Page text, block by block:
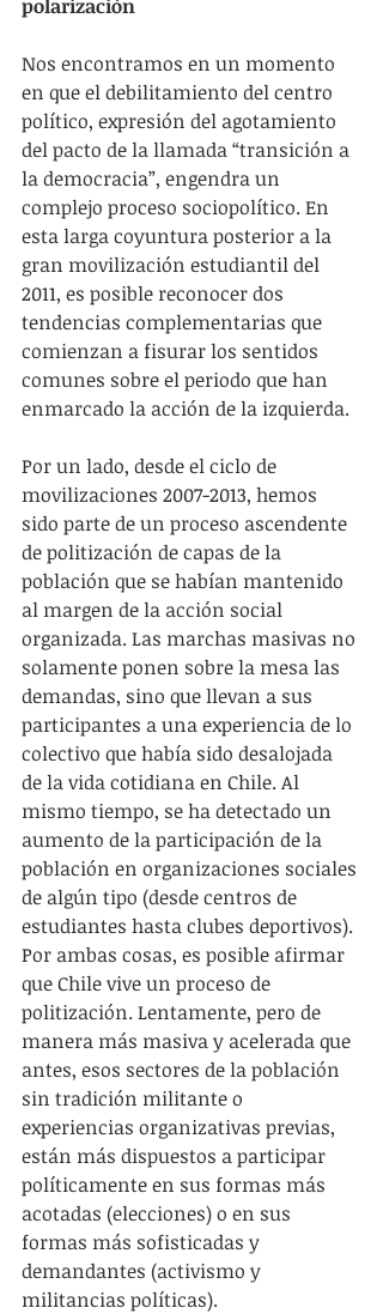
polarización
Nos encontramos en un momento
en que el debilitamiento del centro
político, expresión del agotamiento
del pacto de la llamada “transición a
la democracia”, engendra un
complejo proceso sociopolítico. En
esta larga coyuntura posterior a la
gran movilización estudiantil del
2011, es posible reconocer dos
tendencias complementarias que
comienzan a fisurar los sentidos
comunes sobre el periodo que han
enmarcado la acción de la izquierda.
Por un lado, desde el ciclo de
movilizaciones 2007-2013, hemos
sido parte de un proceso ascendente
de politización de capas de la
población que se habían mantenido
al margen de la acción social
organizada. Las marchas masivas no
solamente ponen sobre la mesa las
demandas, sino que llevan a sus
participantes a una experiencia de lo
colectivo que había sido desalojada
de la vida cotidiana en Chile. Al
mismo tiempo, se ha detectado un
aumento de la participación de la
población en organizaciones sociales
de algún tipo (desde centros de
estudiantes hasta clubes deportivos).
Por ambas cosas, es posible afirmar
que Chile vive un proceso de
politización. Lentamente, pero de
manera más masiva y acelerada que
antes, esos sectores de la población
sin tradición militante o
experiencias organizativas previas,
están más dispuestos a participar
políticamente en sus formas más
acotadas (elecciones) o en sus
formas más sofisticadas y
demandantes (activismo y
militancias políticas).